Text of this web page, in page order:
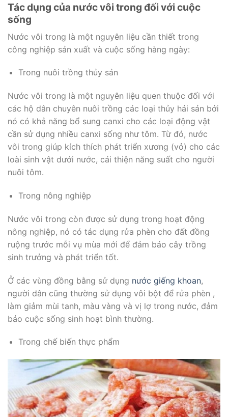
Tác dụng của nước vôi trong đối với cuộc
sống
Nước vôi trong là một nguyên liệu cần thiết trong
công nghiệp sản xuất và cuộc sống hàng ngày:
Trong nuôi trồng thủy sản
Nước vôi trong là một nguyên liệu quen thuộc đối với
các hộ dân chuyên nuôi trồng các loại thủy hải sản bởi
nó có khả năng bổ sung canxi cho các loại động vật
cần sử dụng nhiều canxi sống như tôm. Từ đó, nước
vôi trong giúp kích thích phát triển xương (vỏ) cho các
loài sinh vật dưới nước, cải thiện năng suất cho người
nuôi tôm.
Trong nông nghiệp
Nước vôi trong còn được sử dụng trong hoạt động
nông nghiệp, nó có tác dụng rửa phèn cho đất đồng
ruộng trước mỗi vụ mùa mới để đảm bảo cây trồng
sinh trưởng và phát triển tốt.
Ở các vùng đồng bằng sử dụng nước giếng khoan,
người dân cũng thường sử dụng vôi bột để rửa phèn ,
làm giảm mùi tanh, màu vàng và vị lợ trong nước, đảm
bảo cuộc sống sinh hoạt bình thường.
Trong chế biến thực phẩm